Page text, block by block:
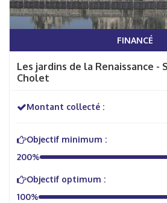
FINANCÉ
Les jardins de la Renaissance -
Cholet
Montant collecté :
Objectif minimum :
200%
Objectif optimum :
100%